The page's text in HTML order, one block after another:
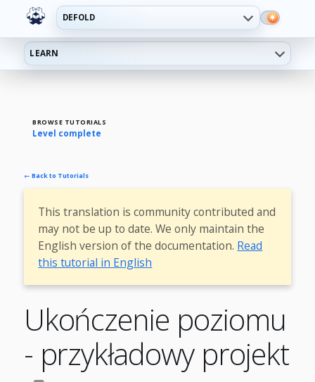
DEFOLD
LEARN
BROWSE TUTORIALS
Level complete
← Back to Tutorials
This translation is community contributed and
may not be up to date. We only maintain the
English version of the documentation. Read
this tutorial in English
Ukończenie poziomu
- przykładowy projekt